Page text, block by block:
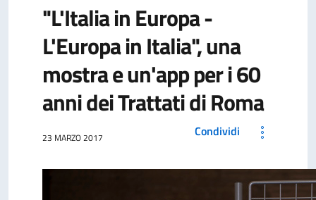
"L'Italia in Europa -
L'Europa in Italia", una
mostra e un'app per i 60
anni dei Trattati di Roma
23 MARZO 2017 Condividi